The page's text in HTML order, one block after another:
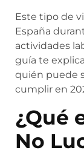
Este tipo de
España
actividades
guía te
quién puede
cumplir en
¿Qué
No